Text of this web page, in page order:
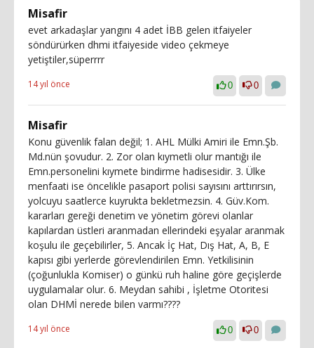
Misafir
evet arkadaşlar yangını 4 adet İBB gelen itfaiyeler
söndürürken dhmi itfaiyeside video çekmeye
yetiştiler,süperrrr
14 yıl önce 0 0
Misafir
Konu güvenlik falan değil; 1. AHL Mülki Amiri ile Emn.Şb.
Md.nün şovudur. 2. Zor olan kıymetli olur mantığı ile
Emn.personelini kıymete bindirme hadisesidir. 3. Ülke
menfaati ise öncelikle pasaport polisi sayısını arttırırsın,
yolcuyu saatlerce kuyrukta bekletmezsin. 4. Güv.Kom.
kararları gereği denetim ve yönetim görevi olanlar
kapılardan üstleri aranmadan ellerindeki eşyalar aranmak
koşulu ile geçebilirler, 5. Ancak İç Hat, Dış Hat, A, B, E
kapısı gibi yerlerde görevlendirilen Emn. Yetkilisinin
(çoğunlukla Komiser) o günkü ruh haline göre geçişlerde
uygulamalar olur. 6. Meydan sahibi , İşletme Otoritesi
olan DHMİ nerede bilen varmı????
14 yıl önce 0 0